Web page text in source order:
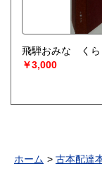
飛騨おみな くら
￥3,000
ホーム 古本配達